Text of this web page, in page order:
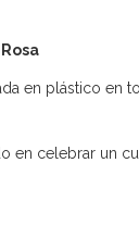
en plástico en
en celebrar un